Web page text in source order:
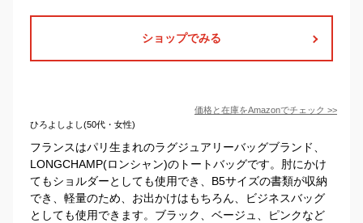
ショップでみる
価格と在庫をAmazonでチェック >>
ひろよしよし(50代・女性)
フランスはパリ生まれのラグジュアリーバッグブランド、
LONGCHAMP(ロンシャン)のトートバッグです。肘にかけ
てもショルダーとしても使用でき、B5サイズの書類が収納
でき、軽量のため、お出かけはもちろん、ビジネスバッグ
としても使用できます。ブラック、ベージュ、ピンクなど